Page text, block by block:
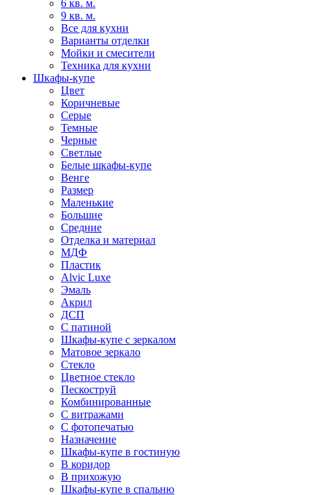
6 кв. м.
9 кв. м.
Все для кухни
Варианты отделки
Мойки и смесители
Техника для кухни
Шкафы-купе
Цвет
Коричневые
Серые
Темные
Черные
Светлые
Белые шкафы-купе
Венге
Размер
Маленькие
Большие
Средние
Отделка и материал
МДФ
Пластик
Alvic Luxe
Эмаль
Акрил
ДСП
С патиной
Шкафы-купе с зеркалом
Матовое зеркало
Стекло
Цветное стекло
Пескоструй
Комбинированные
С витражами
С фотопечатью
Назначение
Шкафы-купе в гостиную
В коридор
В прихожую
Шкафы-купе в спальню